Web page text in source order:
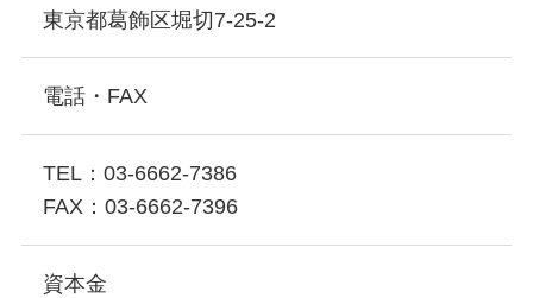
東京都葛飾区堀切7-25-2
電話・FAX
TEL：03-6662-7386
FAX：03-6662-7396
資本金